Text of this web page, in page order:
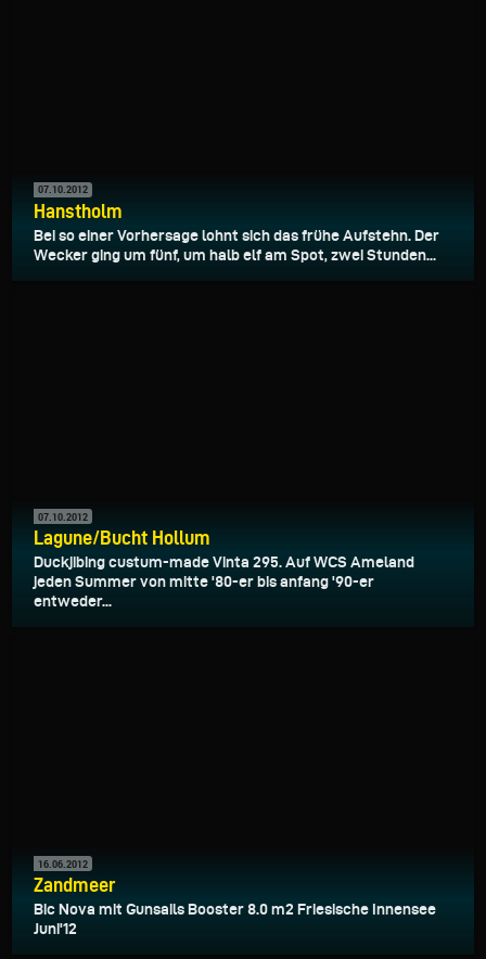
07.10.2012
Hanstholm
Bei so einer Vorhersage lohnt sich das frühe Aufstehn. Der
Wecker ging um fünf, um halb elf am Spot, zwei Stunden...
07.10.2012
Lagune/Bucht Hollum
Duckjibing custum-made Vinta 295. Auf WCS Ameland
jeden Summer von mitte '80-er bis anfang '90-er
entweder...
16.06.2012
Zandmeer
Bic Nova mit Gunsails Booster 8.0 m2 Friesische Innensee
Juni'12